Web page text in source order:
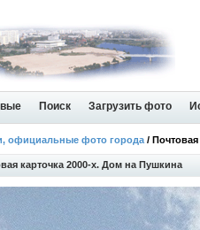
Поиск Загрузить фото
официальные фото города /
карточка 2000-х. Дом на Пушкина